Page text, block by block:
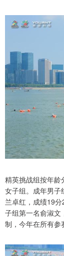
精英挑战组按年龄
女子组。成年男子
兰卓红，成绩19
子组第一名俞淑文
制，今年在所有参